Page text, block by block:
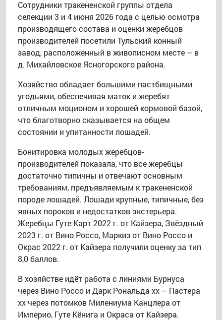
Сотрудники тракененской группы отдела
селекции 3 и 4 июня 2026 года с целью осмотра
производящего состава и оценки жеребцов
производителей посетили Тульский конный
завод, расположенный в живописном месте – в
д. Михайловское Ясногорского района.
Хозяйство обладает большими пастбищными
угодьями, обеспечивая маток и жеребят
отличным моционом и хорошей кормовой базой,
что благотворно сказывается на общем
состоянии и упитанности лошадей.
Бонитировка молодых жеребцов-
производителей показала, что все жеребцы
достаточно типичны и отвечают основным
требованиям, предъявляемым к тракененской
породе лошадей. Лошади крупные, типичные, без
явных пороков и недостатков экстерьера.
Жеребцы Гуте Карт 2022 г. от Кайзера, Звёздный
2023 г. от Вино Россо, Маркиз от Вино Россо и
Окрас 2022 г. от Кайзера получили оценку за тип
8,0 баллов.
В хозяйстве идёт работа с линиями Бурнуса
через Вино Россо и Дарк Рональда хх – Пастера
хх через потомков Милениума Канцлера от
Империо, Гуте Кёнига и Окраса от Кайзера.